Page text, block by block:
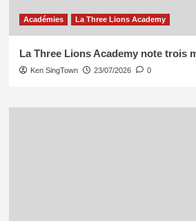
Académies La Three Lions Academy
La Three Lions Academy note trois
Ken SingTown 23/07/2026 0